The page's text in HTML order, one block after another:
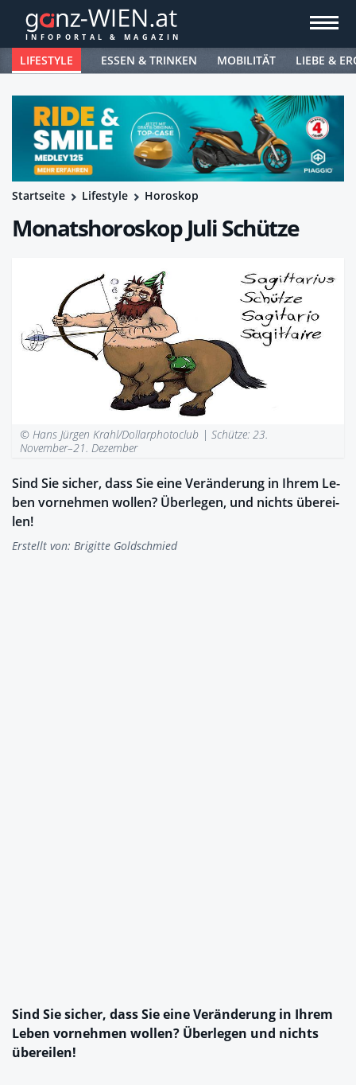
LIFESTYLE ESSEN & TRINKEN MOBILITÄT LIEBE &
Startseite Lifestyle Horoskop
Monatshoroskop Juli Schütze
© Hans Jürgen Krahl/Dollarphotoclub | Schütze: 23.
November–21. Dezember
Sind Sie si­cher, dass Sie eine Ver­än­de­rung in Ih­rem Le­
ben vor­neh­men wol­len? Über­le­gen, und nichts über­ei­
len!
Erstellt von: Brigitte Goldschmied
Sind Sie sicher, dass Sie eine Veränderung in Ihrem
Leben vornehmen wollen? Überlegen und nichts
übereilen!